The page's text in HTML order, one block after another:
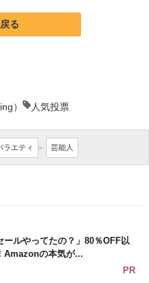
る
） 人気投票
ラエティ > 芸能人
ールやってたの？」80％OFF以
Amazonの本気が...
PR